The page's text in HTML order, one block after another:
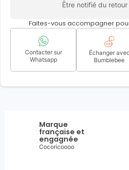
Être notifié du
Faites-vous accompagner
Contacter sur
Whatsapp
Échanger avec
Bumblebee
Marque
française et
engagnée
Cocoricoooo